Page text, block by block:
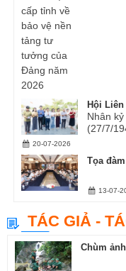
Hội Liên
Nhân
(27/7/
20-07-2026
Tọa
13-07-
TÁC GIẢ -
Chùm